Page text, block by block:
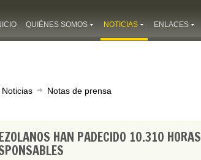
QUIÉNES SOMOS NOTICIAS ENLACES
Noticias Notas de prensa
HAN PADECIDO 10.310 HORAS